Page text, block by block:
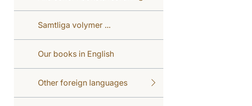
Samtliga volymer ...
Our books in English
Other foreign languages